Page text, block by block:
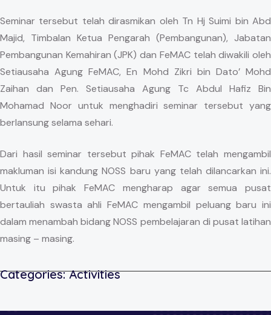
Seminar tersebut telah dirasmikan oleh Tn Hj Suimi bin Abd
Majid, Timbalan Ketua Pengarah (Pembangunan), Jabatan
Pembangunan Kemahiran (JPK) dan FeMAC telah diwakili oleh
Setiausaha Agung FeMAC, En Mohd Zikri bin Dato’ Mohd
Zaihan dan Pen. Setiausaha Agung Tc Abdul Hafiz Bin
Mohamad Noor untuk menghadiri seminar tersebut yang
berlansung selama sehari.
Dari hasil seminar tersebut pihak FeMAC telah mengambil
makluman isi kandung NOSS baru yang telah dilancarkan ini.
Untuk itu pihak FeMAC mengharap agar semua pusat
bertauliah swasta ahli FeMAC mengambil peluang baru ini
dalam menambah bidang NOSS pembelajaran di pusat latihan
masing – masing.
Categories:Activities